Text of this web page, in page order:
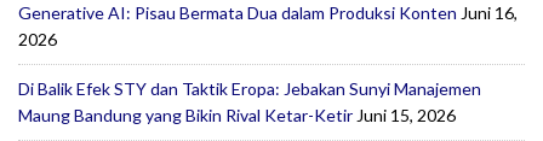
Generative AI: Pisau Bermata Dua dalam Produksi Konten Juni 16,
2026
Di Balik Efek STY dan Taktik Eropa: Jebakan Sunyi Manajemen
Maung Bandung yang Bikin Rival Ketar-Ketir Juni 15, 2026